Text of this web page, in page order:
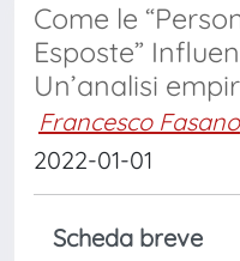
Come le
Esposte”
Un’analisi
Francesco Fasano
2022-01-01
Scheda breve